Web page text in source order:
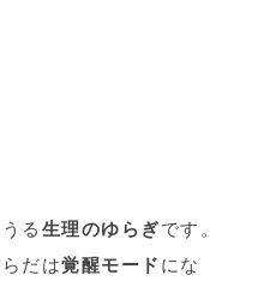
る 生理のゆらぎです。
だは覚醒モード にな